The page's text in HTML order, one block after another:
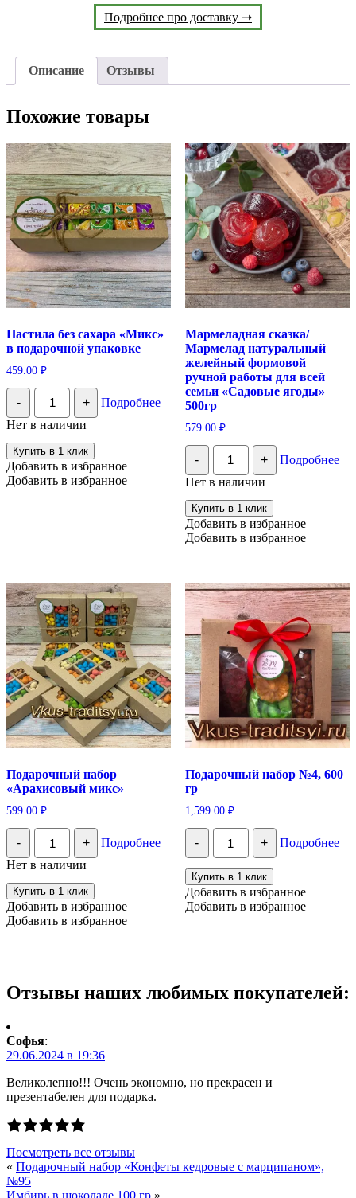
Подробнее про доставку ➝
Описание Отзывы
Похожие товары
Пастила без сахара «Микс»
в подарочной упаковке
459.00 ₽
-
Количество
Пастила
без
сахара
"Микс"
в
подарочной
упаковке
+
Подробнее
Нет в наличии
Купить в 1 клик
Добавить в избранное
Добавить в избранное
Мармеладная сказка/
Мармелад натуральный
желейный формовой
ручной работы для всей
семьи «Садовые ягоды»
500гр
579.00 ₽
-
Количество
Мармеладная
сказка/
Мармелад
натуральный
желейный
формовой
ручной
семьи
"Садовые
ягоды"
500гр
+
Подробнее
Нет в наличии
Купить в 1 клик
Добавить в избранное
Добавить в избранное
Подарочный набор
«Арахисовый микс»
599.00 ₽
-
Количество
Подарочный
набор
"Арахисовый
микс"
+
Подробнее
Нет в наличии
Купить в 1 клик
Добавить в избранное
Добавить в избранное
Подарочный набор №4, 600
гр
1,599.00 ₽
-
Количество
Подарочный
набор
№4,
600
гр
+ Подробнее
Купить в 1 клик
Добавить в избранное
Добавить в избранное
Отзывы наших любимых покупателей:
Софья:
29.06.2024 в 19:36
Великолепно!!! Очень экономно, но прекрасен и
презентабелен для подарка.
Посмотреть все отзывы
« Подарочный набор «Конфеты кедровые с марципаном»,
№95
Имбирь в шоколаде,100 гр »